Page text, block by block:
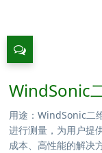
WindSonic
用途：WindSonic二
进行测量，为用户提
成本、高性能的解决